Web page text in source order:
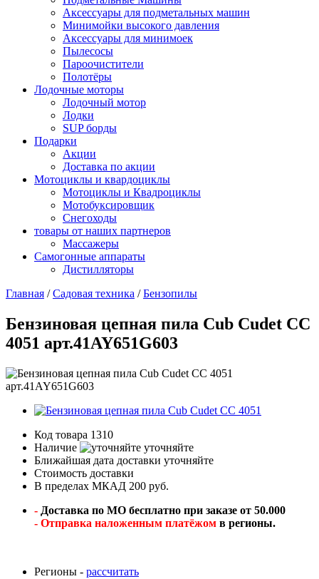
Аксессуары для подметальных машин
Минимойки высокого давления
Аксессуары для минимоек
Пылесосы
Пароочистители
Полотёры
Лодочные моторы
Лодочный мотор
Лодки
SUP борды
Подарки
Акции
Доставка по акции
Мотоциклы и квардоциклы
Мотоциклы и Квадроциклы
Мотобуксировщик
Снегоходы
товары от наших партнеров
Массажеры
Самогонные аппараты
Дистилляторы
Главная /Садовая техника /Бензопилы
Бензиновая цепная пила Cub Cudet CC
4051 арт.41AY651G603
Код товара 1310
Наличие
уточняйте
Ближайшая дата доставки уточняйте
Стоимость доставки
В пределах МКАД 200 руб.
- Доставка по МО бесплатно при заказе от 50.000
- Отправка наложенным платёжом в регионы.
Регионы - рассчитать